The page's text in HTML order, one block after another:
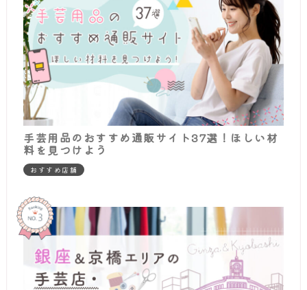
手芸用品のおすすめ通販サイト37選！ほしい材
料を見つけよう
おすすめ店舗